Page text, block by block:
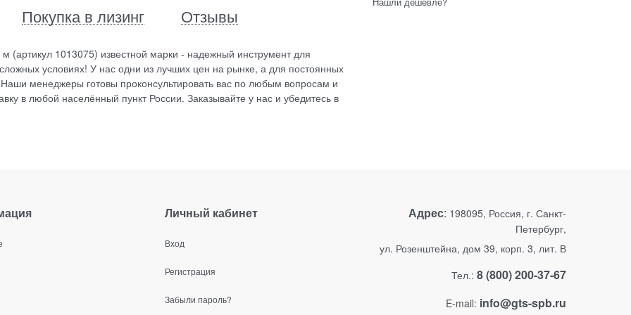
Покупка в лизинг Отзывы
(артикул 1013075) известной марки - надежный инструмент для
условиях! У нас одни из лучших цен на рынке, а для постоянных
менеджеры готовы проконсультировать вас по любым вопросам и
в любой населённый пункт России. Заказывайте у нас и убедитесь в
Личный кабинет
Вход
Регистрация
Забыли пароль?
Адрес: 198095, Россия, г. Санкт-
Петербург,
ул. Розенштейна, дом 39, корп. 3, лит. В
Тел.: 8 (800) 200-37-67
E-mail: info@gts-spb.ru